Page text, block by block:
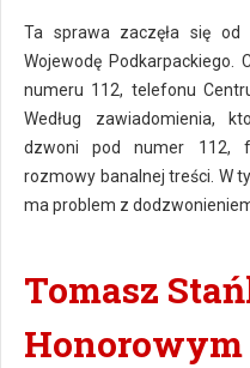
Ta sprawa zaczęła się od
Wojewodę Podkarpackiego.
numeru 112, telefonu
Według zawiadomienia,
dzwoni pod numer 112,
rozmowy banalnej treści. W
ma problem z
Tomasz